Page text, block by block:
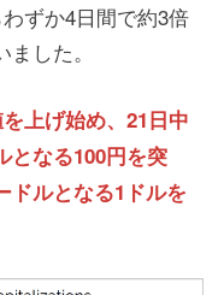
ずか4日間で約3倍
した。
上げ始め、21日中
となる100円を突
ドルとなる1ドルを